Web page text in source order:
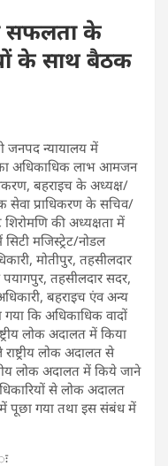
सफलता के
के साथ बैठक
जनपद न्यायालय में
का अधिकाधिक लाभ आमजन
बहराइच के अध्यक्ष/
सेवा प्राधिकरण के सचिव/
शिरोमणि की अध्यक्षता में
मजिस्ट्रेट/नोडल
मोतीपुर, तहसीलदार
तहसीलदार सदर,
बहराइच एंव अन्य
कि अधिकाधिक वादों
लोक अदालत में किया
लोक अदालत से
लोक अदालत में किये जाने
से लोक अदालत
पूछा गया तथा इस संबंध में